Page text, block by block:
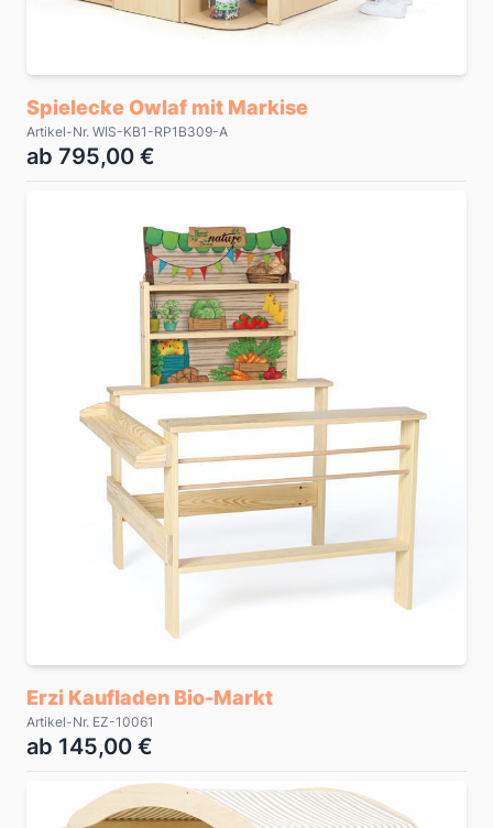
Spielecke Owlaf mit Markise
Artikel-Nr. WIS-KB1-RP1B309-A
ab 795,00 €
Erzi Kaufladen Bio-Markt
Artikel-Nr. EZ-10061
ab 145,00 €